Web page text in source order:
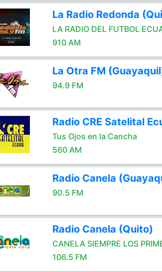
La Radio Redonda
LA RADIO DEL FUTBOL
910 AM
La Otra FM
94.9 FM
Radio CRE Satelital
Tus Ojos en la Cancha
560 AM
Radio Canela
90.5 FM
Radio Canela (Quito)
CANELA SIEMPRE LOS
106.5 FM